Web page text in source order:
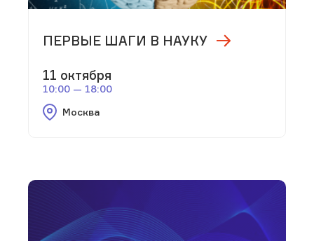
ПЕРВЫЕ ШАГИ В НАУКУ
11 октября
10:00 — 18:00
Москва